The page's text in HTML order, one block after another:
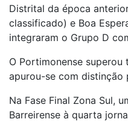
Distrital da época
classificado) e Boa
integraram o Grupo D
O Portimonense
apurou-se com distinção
Na Fase Final Zona Sul,
Barreirense à quarta